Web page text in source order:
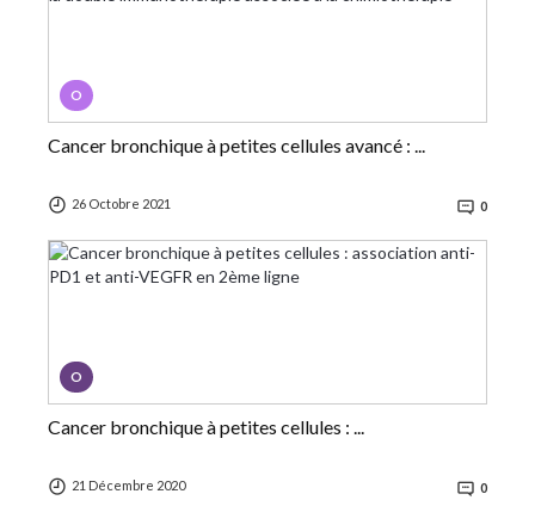
O
26 Octobre 2021 0
O
Cancer bronchique à petites cellules : ...
21 Décembre 2020 0